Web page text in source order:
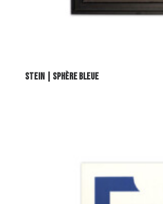
STEIN | SPHÈRE BLEUE